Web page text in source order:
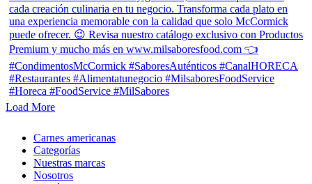
Load More
Close
Menu
Carnes americanas
Categorías
Nuestras marcas
Nosotros